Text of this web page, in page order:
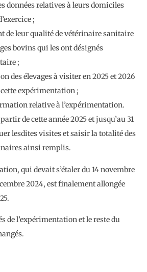
données relatives à leurs domiciles
;
de leur qualité de vétérinaire sanitaire
bovins qui les ont désignés
;
des élevages à visiter en 2025 et 2026
cette expérimentation ;
relative à l’expérimentation.
de cette année 2025 et jusqu’au 31
lesdites visites et saisir la totalité des
ainsi remplis.
qui devait s’étaler du 14 novembre
2024, est finalement allongée
de l’expérimentation et le reste du